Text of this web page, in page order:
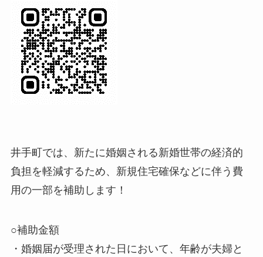
井手町では、新たに婚姻される新婚世帯の経済的
負担を軽減するため、新規住宅確保などに伴う費
用の一部を補助します！
○補助金額
・婚姻届が受理された日において、年齢が夫婦と